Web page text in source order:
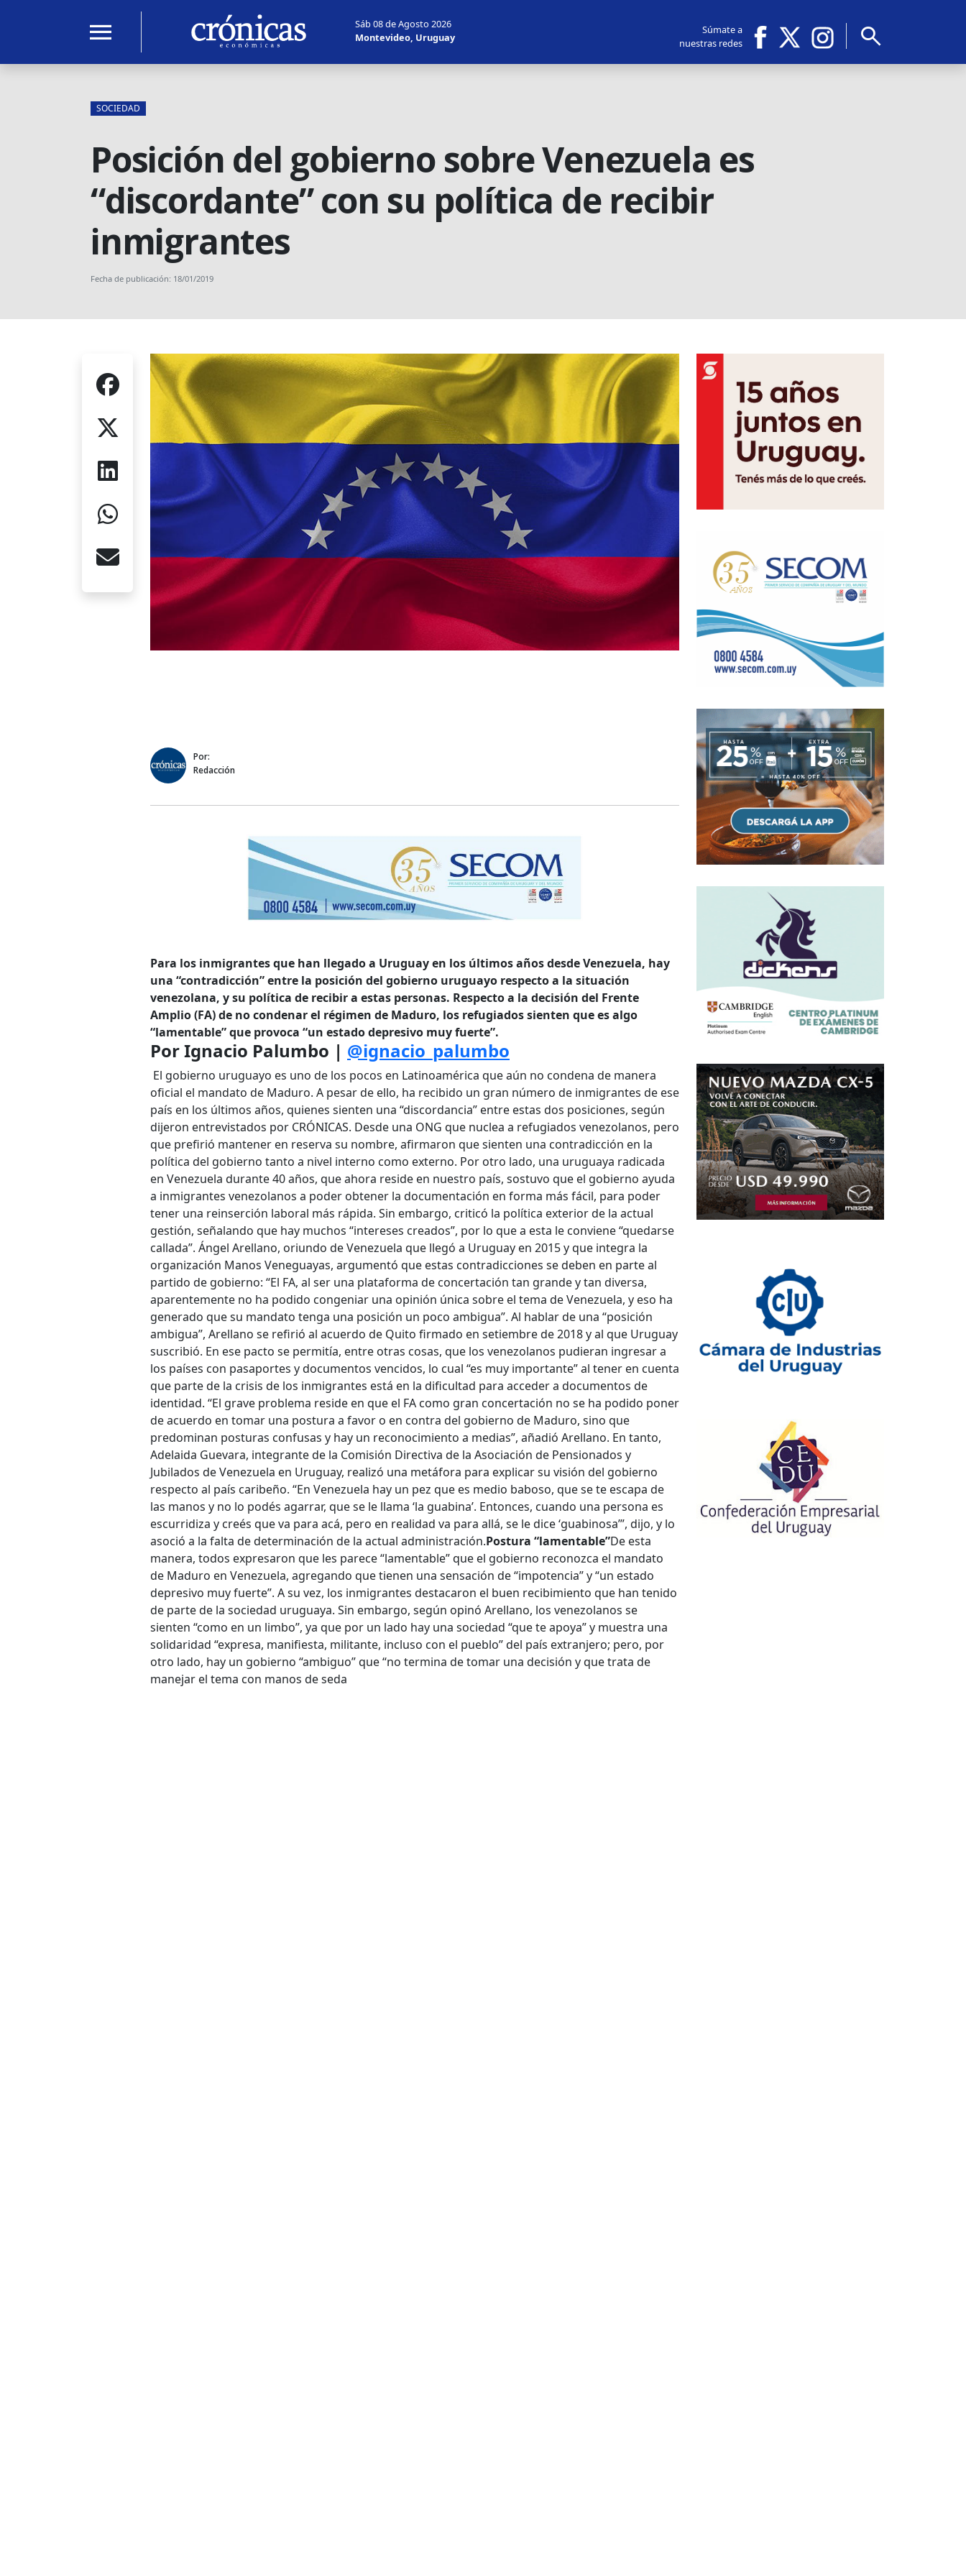
menu
Sáb 08 de Agosto 2026
Montevideo, Uruguay
Súmate a
nuestras redes
search
SOCIEDAD
Posición del gobierno sobre Venezuela es
“discordante” con su política de recibir
inmigrantes
Fecha de publicación: 18/01/2019
Por:
Redacción
Para los inmigrantes que han llegado a Uruguay en los últimos años desde Venezuela, hay
una “contradicción” entre la posición del gobierno uruguayo respecto a la situación
venezolana, y su política de recibir a estas personas. Respecto a la decisión del Frente
Amplio (FA) de no condenar el régimen de Maduro, los refugiados sienten que es algo
“lamentable” que provoca “un estado depresivo muy fuerte”.
Por Ignacio Palumbo | @ignacio_palumbo
El gobierno uruguayo es uno de los pocos en Latinoamérica que aún no condena de manera
oficial el mandato de Maduro. A pesar de ello, ha recibido un gran número de inmigrantes de ese
país en los últimos años, quienes sienten una “discordancia” entre estas dos posiciones, según
dijeron entrevistados por CRÓNICAS. Desde una ONG que nuclea a refugiados venezolanos, pero
que prefirió mantener en reserva su nombre, afirmaron que sienten una contradicción en la
política del gobierno tanto a nivel interno como externo. Por otro lado, una uruguaya radicada
en Venezuela durante 40 años, que ahora reside en nuestro país, sostuvo que el gobierno ayuda
a inmigrantes venezolanos a poder obtener la documentación en forma más fácil, para poder
tener una reinserción laboral más rápida. Sin embargo, criticó la política exterior de la actual
gestión, señalando que hay muchos “intereses creados”, por lo que a esta le conviene “quedarse
callada”. Ángel Arellano, oriundo de Venezuela que llegó a Uruguay en 2015 y que integra la
organización Manos Veneguayas, argumentó que estas contradicciones se deben en parte al
partido de gobierno: “El FA, al ser una plataforma de concertación tan grande y tan diversa,
aparentemente no ha podido congeniar una opinión única sobre el tema de Venezuela, y eso ha
generado que su mandato tenga una posición un poco ambigua”. Al hablar de una “posición
ambigua”, Arellano se refirió al acuerdo de Quito firmado en setiembre de 2018 y al que Uruguay
suscribió. En ese pacto se permitía, entre otras cosas, que los venezolanos pudieran ingresar a
los países con pasaportes y documentos vencidos, lo cual “es muy importante” al tener en cuenta
que parte de la crisis de los inmigrantes está en la dificultad para acceder a documentos de
identidad. “El grave problema reside en que el FA como gran concertación no se ha podido poner
de acuerdo en tomar una postura a favor o en contra del gobierno de Maduro, sino que
predominan posturas confusas y hay un reconocimiento a medias”, añadió Arellano. En tanto,
Adelaida Guevara, integrante de la Comisión Directiva de la Asociación de Pensionados y
Jubilados de Venezuela en Uruguay, realizó una metáfora para explicar su visión del gobierno
respecto al país caribeño. “En Venezuela hay un pez que es medio baboso, que se te escapa de
las manos y no lo podés agarrar, que se le llama ‘la guabina’. Entonces, cuando una persona es
escurridiza y creés que va para acá, pero en realidad va para allá, se le dice ‘guabinosa’”, dijo, y lo
asoció a la falta de determinación de la actual administración.Postura “lamentable”De esta
manera, todos expresaron que les parece “lamentable” que el gobierno reconozca el mandato
de Maduro en Venezuela, agregando que tienen una sensación de “impotencia” y “un estado
depresivo muy fuerte”. A su vez, los inmigrantes destacaron el buen recibimiento que han tenido
de parte de la sociedad uruguaya. Sin embargo, según opinó Arellano, los venezolanos se
sienten “como en un limbo”, ya que por un lado hay una sociedad “que te apoya” y muestra una
solidaridad “expresa, manifiesta, militante, incluso con el pueblo” del país extranjero; pero, por
otro lado, hay un gobierno “ambiguo” que “no termina de tomar una decisión y que trata de
manejar el tema con manos de seda